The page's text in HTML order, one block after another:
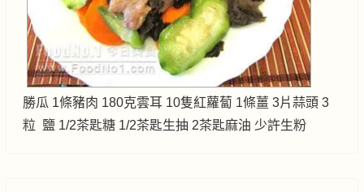
勝瓜 1條豬肉 180克雲耳 10隻紅蘿蔔 1條薑 3片蒜頭 3
粒 鹽 1/2茶匙糖 1/2茶匙生抽 2茶匙麻油 少許生粉